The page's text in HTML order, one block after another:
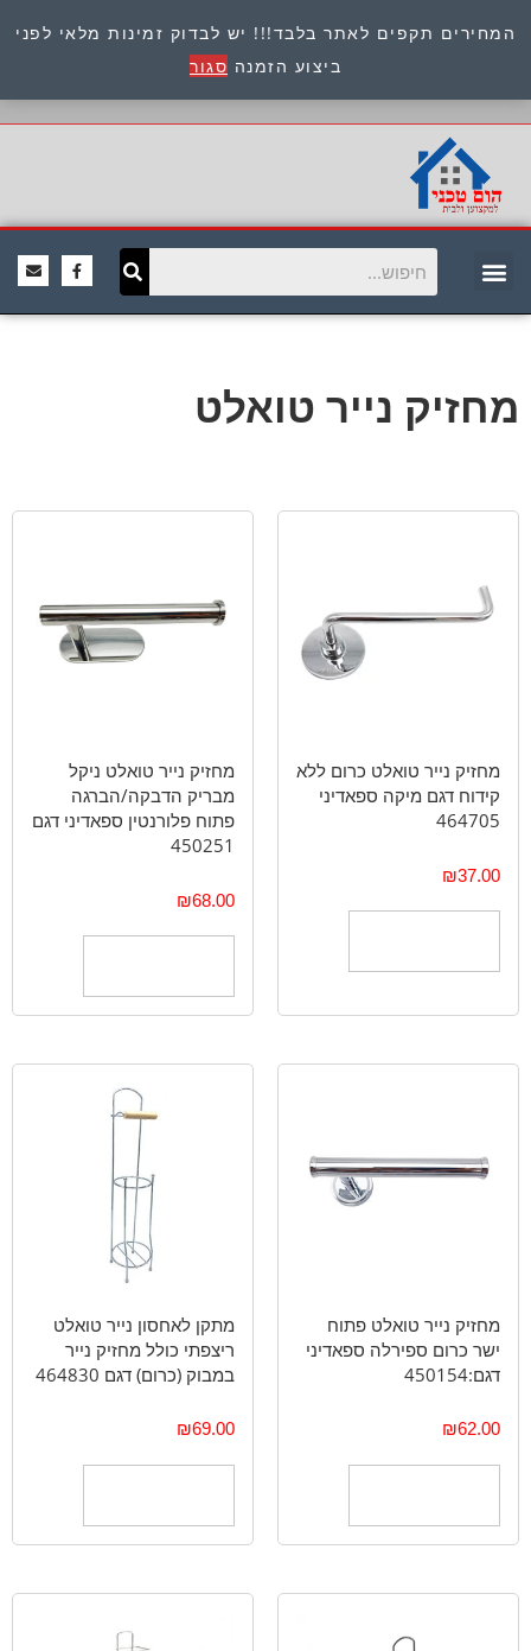
המחירים תקפים לאתר בלבד!!! יש לבדוק זמינות מלאי לפני
ביצוע הזמנה סגור
כתובת : היוזמים 9 אור יהודה שירות לקוחות 054-
8945722
מחזיק נייר טואלט
מחזיק נייר טואלט כרום ללא
קידוח דגם מיקה ספאדיני
464705
₪37.00
מחזיק נייר טואלט ניקל
מבריק הדבקה/הברגה
פתוח פלורנטין ספאדיני דגם
450251
₪68.00
מחזיק נייר טואלט פתוח
ישר כרום ספירלה ספאדיני
דגם:450154
₪62.00
מתקן לאחסון נייר טואלט
ריצפתי כולל מחזיק נייר
במבוק (כרום) דגם 464830
₪69.00